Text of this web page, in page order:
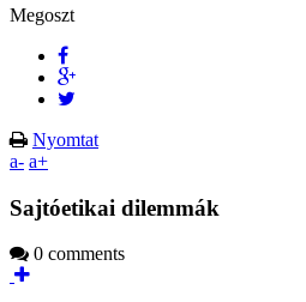
Megoszt
Nyomtat
a- a+
Sajtóetikai dilemmák
0 comments